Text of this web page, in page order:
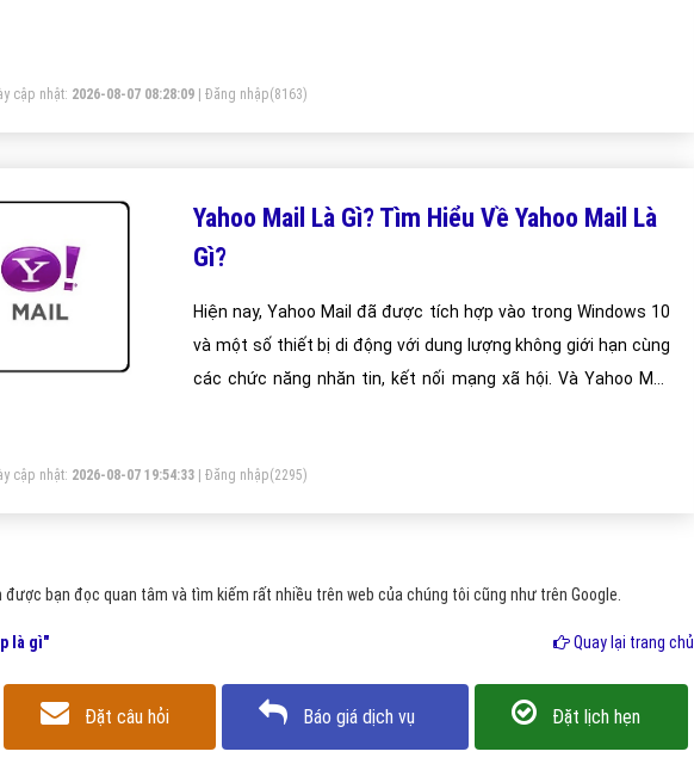
hội.
cập nhật: 2026-08-07 08:28:09 Đăng nhập(8163)
Yahoo Mail Là Gì? Tìm Hiểu Về Yahoo Mail Là
Gì?
Hiện nay, Yahoo Mail đã được tích hợp vào trong Windows 10
và một số thiết bị di động với dung lượng không giới hạn cùng
các chức năng nhăn tin, kết nối mạng xã hội. Và Yahoo Mail
làm gì?
cập nhật: 2026-08-07 19:54:33 Đăng nhập(2295)
được bạn đọc quan tâm và tìm kiếm rất nhiều trên web của chúng tôi cũng như trên Google.
là gì" Quay lại trang chủ
Đặt câu hỏi Báo giá dịch vụ Đặt lịch hẹn